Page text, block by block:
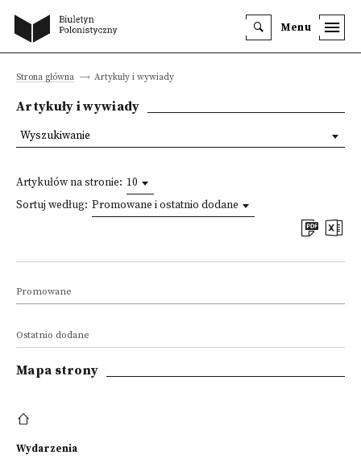
Menu
Strona główna Artykuły i wywiady
Artykuły i wywiady
Artykułów na stronie: 10
Sortuj według: Promowane i ostatnio dodane
Promowane
Ostatnio dodane
Wyszukiwanie
Mapa strony
Wydarzenia